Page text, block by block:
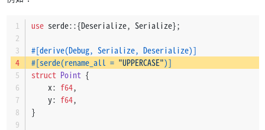
use serde::{Deserialize, Serialize};
#[derive(Debug, Serialize, Deserialize)]
#[serde(rename_all = "UPPERCASE")]
struct Point {
    x:
f64,
    y:
f64,
}